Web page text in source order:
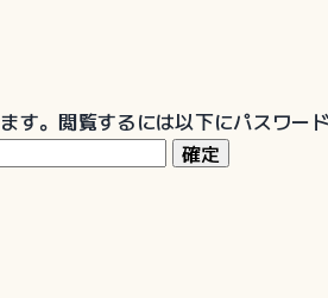
す。閲覧するには以下にパスワー